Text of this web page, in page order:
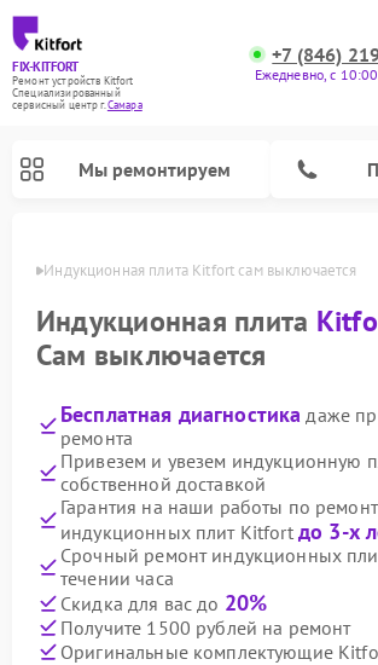
FIX-KITFORT
Ремонт устройств Kitfort
Специализированный
cервисный центр г.Самара
+7 (846)
Ежедневно, с
Мы ремонтируем
Индукционная плита Kitfort сам выключается
Индукционная плита
Сам выключается
Бесплатная диагностика даже
ремонта
Привезем и увезем индукционную
собственной доставкой
Гарантия на наши работы по
индукционных плит Kitfort до 3-х
Срочный ремонт индукционных
течении часа
Скидка для вас до 20%
Получите 1500 рублей на ремонт
Оригинальные комплектующие